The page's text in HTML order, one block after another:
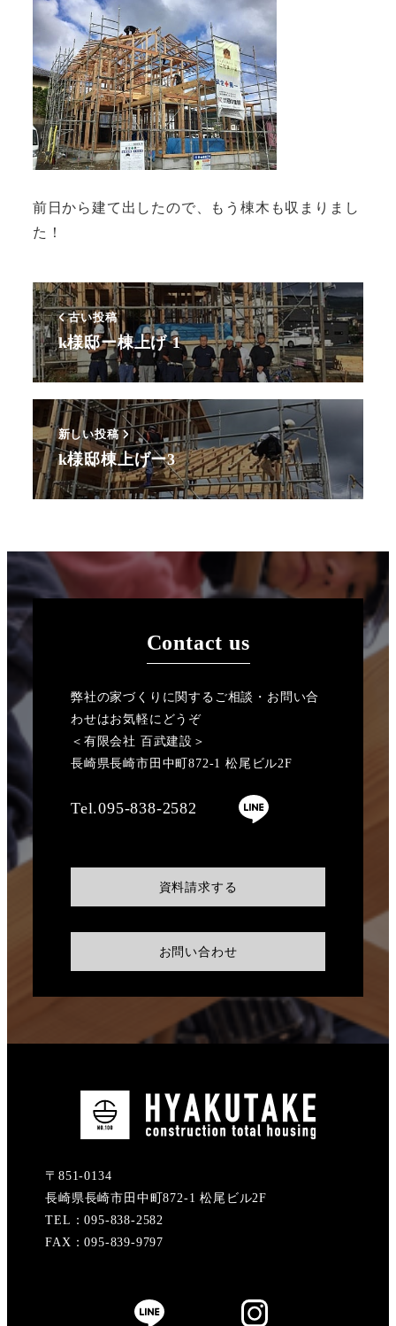
前日から建て出したので、もう棟木も収まりまし
た！
古い投稿
k様邸ー棟上げ 1
新しい投稿
k様邸棟上げー3
Contact us
弊社の家づくりに関するご相談・お問い合
わせはお気軽にどうぞ
＜有限会社 百武建設＞
長崎県長崎市田中町872-1 松尾ビル2F
Tel.095-838-2582
資料請求する
お問い合わせ
〒851-0134
長崎県長崎市田中町872-1 松尾ビル2F
TEL：095-838-2582
FAX：095-839-9797